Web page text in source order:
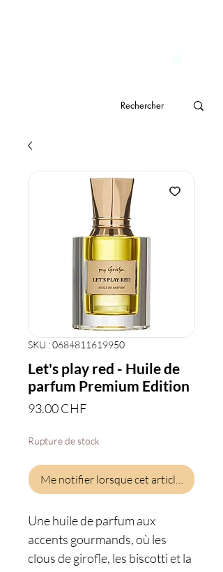
SKU : 0684811619950
Let's play red - Huile de
parfum Premium Edition
93.00 CHFPrix
Rupture de stock
Me notifier lorsque cet article est
Une huile de parfum aux
accents gourmands, où les
clous de girofle, les biscotti et la